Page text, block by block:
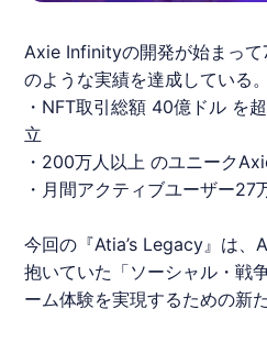
Axie Infinityの開発が始まっ
のような実績を達成している。
・NFT取引総額 40億ドル を
立
・200万人以上 のユニーク
・月間アクティブユーザー27
今回の『Atia’s Legacy』は、
抱いていた「ソーシャル・戦
ーム体験を実現するための新